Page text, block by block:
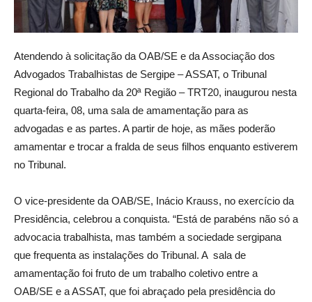
Atendendo à solicitação da OAB/SE e da Associação dos
Advogados Trabalhistas de Sergipe – ASSAT, o Tribunal
Regional do Trabalho da 20ª Região – TRT20, inaugurou nesta
quarta-feira, 08, uma sala de amamentação para as
advogadas e as partes. A partir de hoje, as mães poderão
amamentar e trocar a fralda de seus filhos enquanto estiverem
no Tribunal.
O vice-presidente da OAB/SE, Inácio Krauss, no exercício da
Presidência, celebrou a conquista. “Está de parabéns não só a
advocacia trabalhista, mas também a sociedade sergipana
que frequenta as instalações do Tribunal. A sala de
amamentação foi fruto de um trabalho coletivo entre a
OAB/SE e a ASSAT, que foi abraçado pela presidência do